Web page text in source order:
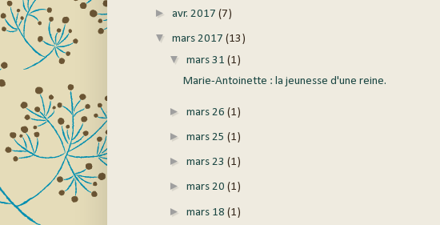
► avr. 2017 (7)
▼ mars 2017 (13)
▼ mars 31 (1)
Marie-Antoinette : la jeunesse d'une reine.
► mars 26 (1)
► mars 25 (1)
► mars 23 (1)
► mars 20 (1)
► mars 18 (1)